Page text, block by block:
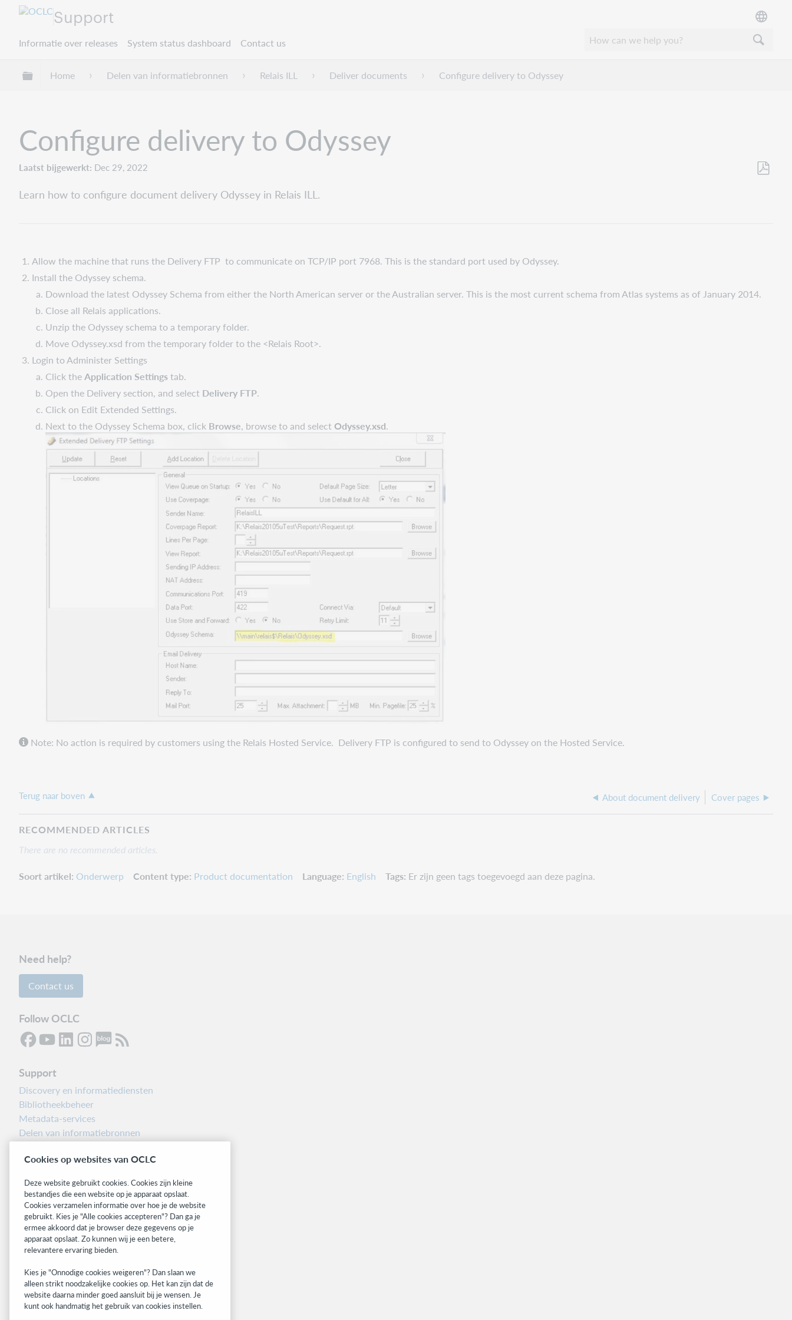
Support
Informatie over releases System status dashboard Contact us
Mondiale hiërarchie uitvouwen / samenvouwen
Home Delen van informatiebronnen Relais ILL Deliver documents Configure delivery to Odyssey
Configure delivery to Odyssey
Laatst bijgewerkt Dec 29, 2022
Learn how to configure document delivery Odyssey in Relais ILL.
Allow the machine that runs the Delivery FTP to communicate on TCP/IP port 7968. This is the standard port used by Odyssey.
Install the Odyssey schema.
Download the latest Odyssey Schema from either the North American server or the Australian server. This is the most current schema from Atlas systems as of January 2014.
Close all Relais applications.
Unzip the Odyssey schema to a temporary folder.
Move Odyssey.xsd from the temporary folder to the <Relais Root>.
Login to Administer Settings
Click theApplication Settingstab.
Open the Delivery section, and select Delivery FTP.
Click on Edit Extended Settings.
Next to the Odyssey Schema box, click Browse, browse to and selectOdyssey.xsd.
Note: No action is required by customers using the Relais Hosted Service. Delivery FTP is configured to send to Odyssey on the Hosted Service.
Terug naar boven About document delivery Cover pages
RECOMMENDED ARTICLES
There are no recommended articles.
Soort artikel Onderwerp Content type Product documentation Language English Tags Er zijn geen tags toegevoegd aan deze pagina.
Need help?
Contact us
Follow OCLC
Support
Discovery en informatiediensten
Bibliotheekbeheer
Metadata-services
Delen van informatiebronnen
Informatie over releases
Related sites
OCLC.org
BibFormats
Community
WebJunction
Developer Network
Cookies op websites van OCLC
Deze website gebruikt cookies. Cookies zijn kleine
bestandjes die een website op je apparaat opslaat.
Cookies verzamelen informatie over hoe je de website
gebruikt. Kies je "Alle cookies accepteren"? Dan ga je
ermee akkoord dat je browser deze gegevens op je
apparaat opslaat. Zo kunnen wij je een betere,
relevantere ervaring bieden.
Kies je "Onnodige cookies weigeren"? Dan slaan we
alleen strikt noodzakelijke cookies op. Het kan zijn dat de
website daarna minder goed aansluit bij je wensen. Je
kunt ook handmatig het gebruik van cookies instellen.